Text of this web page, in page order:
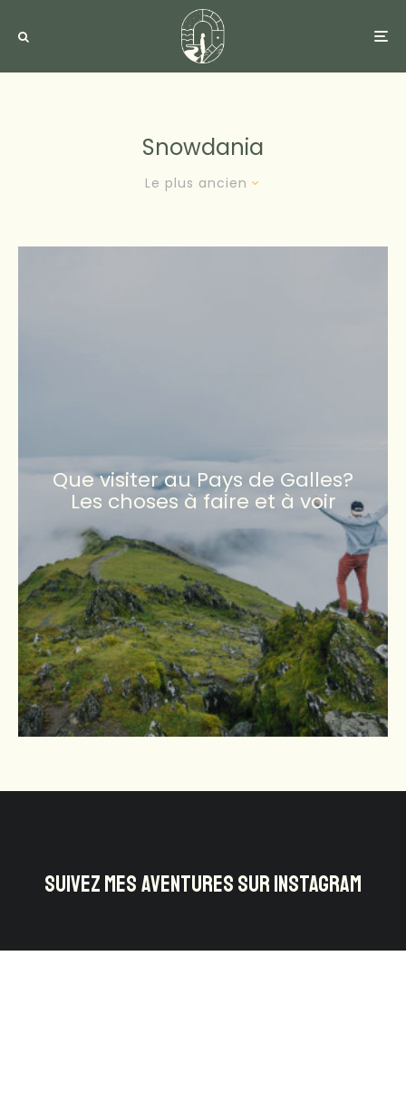
Snowdania
Le plus ancien
Que visiter au Pays de Galles?
Les choses à faire et à voir
SUIVEZ MES AVENTURES SUR INSTAGRAM